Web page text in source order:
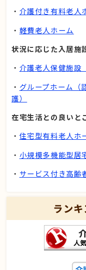
・ 介護付き有料老人
・ 軽費老人ホーム
状況に応じた入居施
・ 介護老人保健施設
・ グループホーム（
護）
在宅生活との良いと
・ 住宅型有料老人ホ
・ 小規模多機能型居
・ サービス付き高齢
ラン